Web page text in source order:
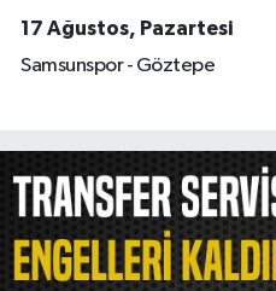
17 Ağustos, Pazartesi
Samsunspor - Göztepe